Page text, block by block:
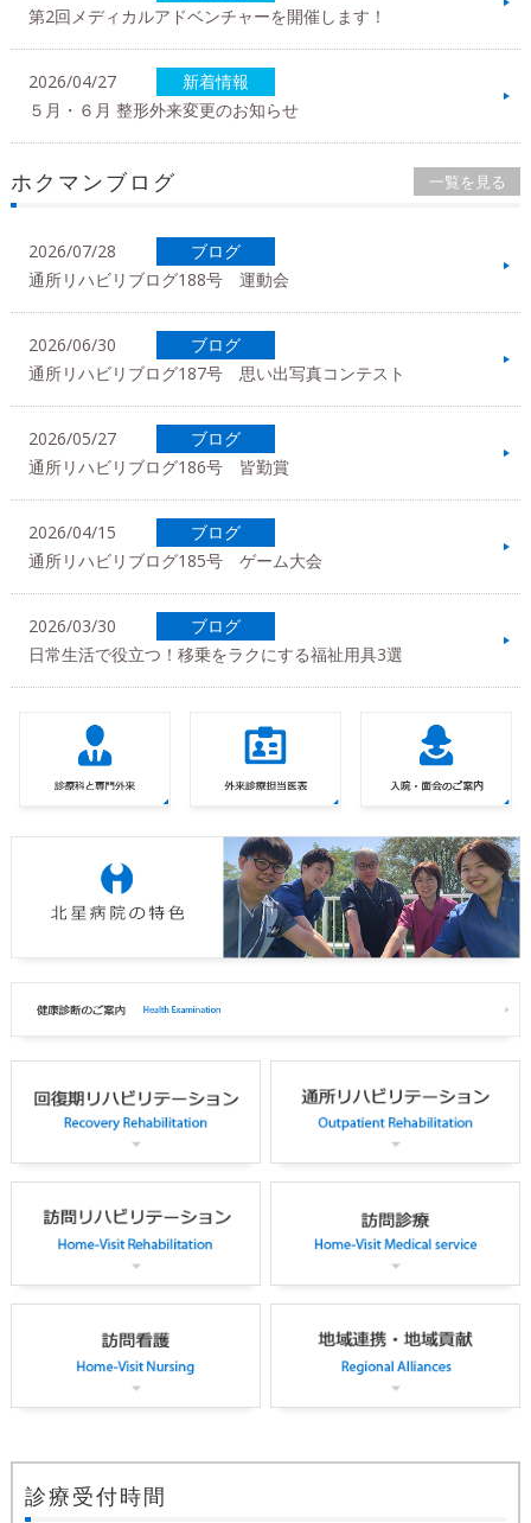
第2回メディカルアドベンチャーを開催します！
2026/04/27
新着情報
５月・６月 整形外来変更のお知らせ
ホクマンブログ 一覧を見る
2026/07/28
ブログ
通所リハビリブログ188号 運動会
2026/06/30
ブログ
通所リハビリブログ187号 思い出写真コンテスト
2026/05/27
ブログ
通所リハビリブログ186号 皆勤賞
2026/04/15
ブログ
通所リハビリブログ185号 ゲーム大会
2026/03/30
ブログ
日常生活で役立つ！移乗をラクにする福祉用具3選
診療受付時間